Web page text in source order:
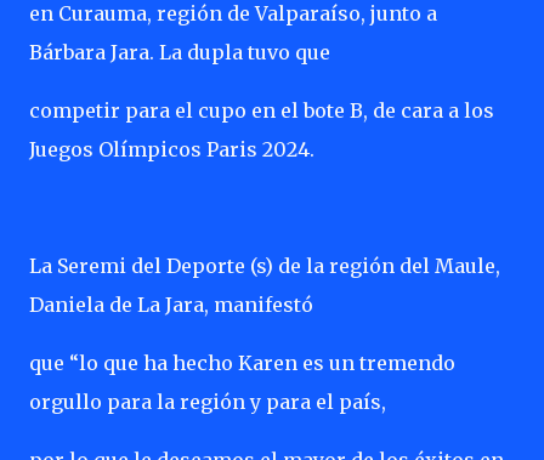
en Curauma, región de Valparaíso, junto a
Bárbara Jara. La dupla tuvo que
competir para el cupo en el bote B, de cara a los
Juegos Olímpicos Paris 2024.
La Seremi del Deporte (s) de la región del Maule,
Daniela de La Jara, manifestó
que “lo que ha hecho Karen es un tremendo
orgullo para la región y para el país,